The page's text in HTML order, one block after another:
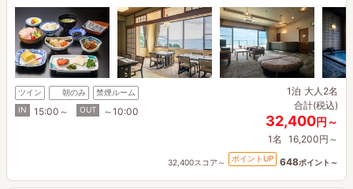
ツイン 朝のみ
禁煙ルーム
IN
15:00～ OUT ～10:00
1泊 大人2名
合計(税込)
32,400円～
1名 16,200円～
32,400スコア～ ポイントUP 648ポイント～